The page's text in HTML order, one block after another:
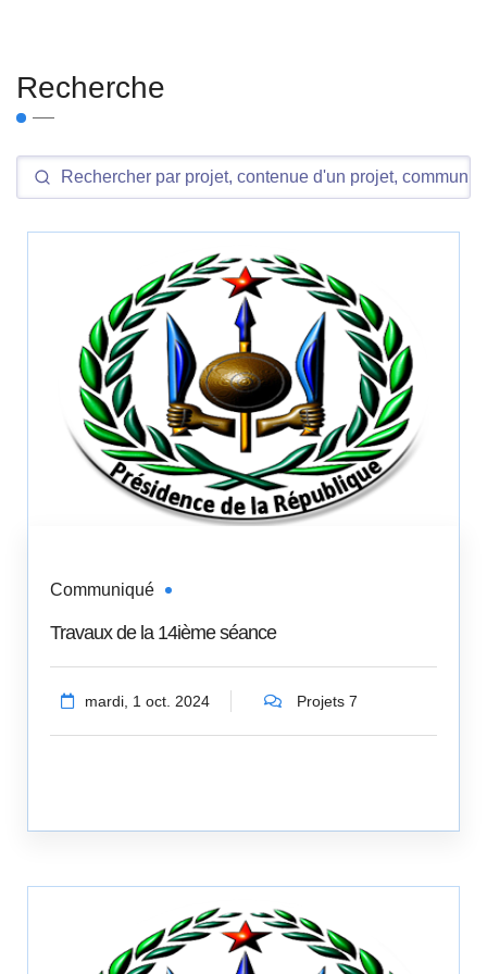
Recherche
Communiqué
Travaux de la 14ième séance
mardi, 1 oct. 2024 Projets 7